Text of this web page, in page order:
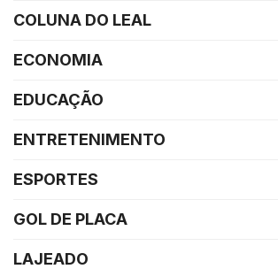
COLUNA DO LEAL
ECONOMIA
EDUCAÇÃO
ENTRETENIMENTO
ESPORTES
GOL DE PLACA
LAJEADO